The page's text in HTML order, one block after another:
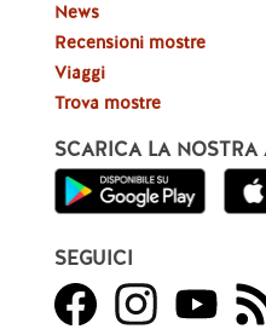
News
Recensioni mostre
Viaggi
Trova mostre
SCARICA LA NOSTRA
SEGUICI